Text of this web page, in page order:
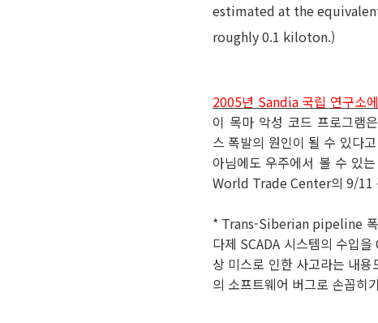
estimated at the
roughly 0.1 kiloton.)
2005년 Sandia 국립 연구소
이 목마 악성 코드 프로그램
스 폭발의 원인이 될 수 있다
아님에도 우주에서 볼 수 있
World Trade Center의 9/11
* Trans-Siberian pipeline 폭
다제 SCADA 시스템의 수입
상 미스로 인한 사고라는 내
의 소프트웨어 버그로 손꼽히